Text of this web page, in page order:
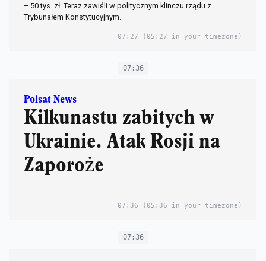
– 50 tys. zł. Teraz zawiśli w politycznym klinczu rządu z
Trybunałem Konstytucyjnym.
07:27 (05:27 in your timezone)
07:36
Polsat News
Kilkunastu zabitych w
Ukrainie. Atak Rosji na
Zaporoże
07:36 (05:36 in your timezone)
07:36